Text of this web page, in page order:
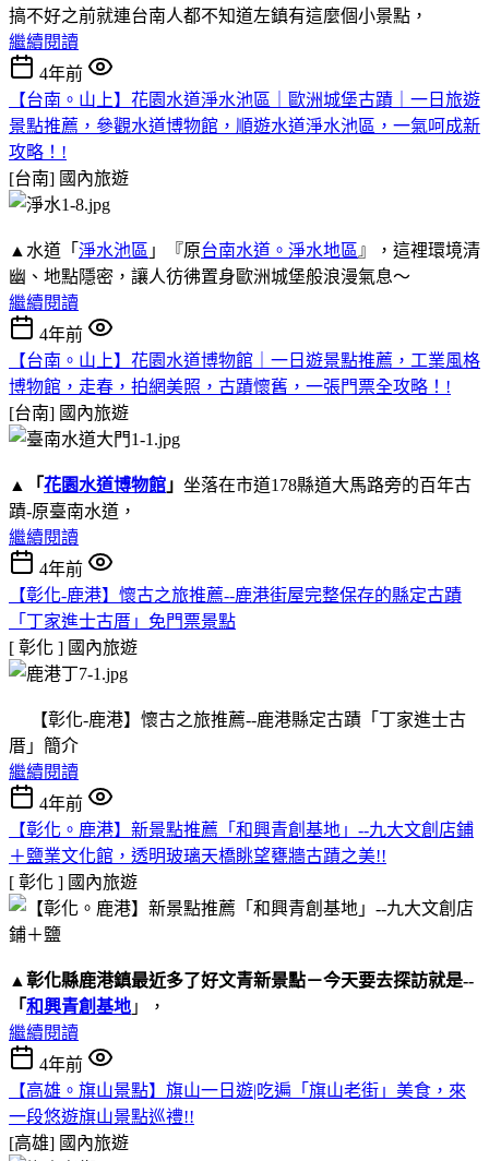
搞不好之前就連台南人都不知道左鎮有這麼個小景點，
繼續閱讀
4年前
【台南。山上】花園水道淨水池區｜歐洲城堡古蹟｜一日旅遊
景點推薦，參觀水道博物館，順遊水道淨水池區，一氣呵成新
攻略！!
[台南] 國內旅遊
▲水道「 淨水池區 」『原台南水道。淨水地區 』，這裡環境清
幽、地點隱密，讓人彷彿置身歐洲城堡般浪漫氣息～
繼續閱讀
4年前
【台南。山上】花園水道博物館｜一日遊景點推薦，工業風格
博物館，走春，拍網美照，古蹟懷舊，一張門票全攻略！!
[台南] 國內旅遊
▲ 「花園水道博物館 」 坐落在市道178縣道大馬路旁的百年古
蹟-原臺南水道，
繼續閱讀
4年前
【彰化-鹿港】懷古之旅推薦--鹿港街屋完整保存的縣定古蹟
「丁家進士古厝」免門票景點
[ 彰化 ] 國內旅遊
【彰化-鹿港】懷古之旅推薦--鹿港縣定古蹟「丁家進士古
厝」簡介
繼續閱讀
4年前
【彰化。鹿港】新景點推薦「和興青創基地」--九大文創店鋪
＋鹽業文化館，透明玻璃天橋眺望甕牆古蹟之美!!
[ 彰化 ] 國內旅遊
▲ 彰化縣鹿港鎮最近多了好文青新景點－今天要去探訪就是--
「和興青創基地 」，
繼續閱讀
4年前
【高雄。旗山景點】旗山一日遊|吃遍「旗山老街」美食，來
一段悠遊旗山景點巡禮!!
[高雄] 國內旅遊